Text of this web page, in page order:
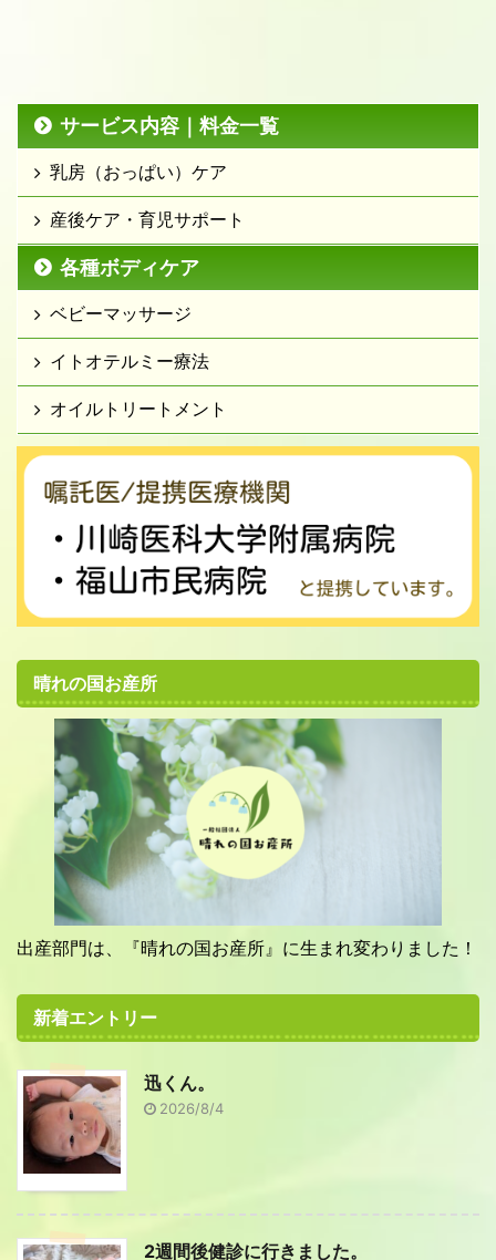
サービス内容｜料金一覧
乳房（おっぱい）ケア
産後ケア・育児サポート
各種ボディケア
ベビーマッサージ
イトオテルミー療法
オイルトリートメント
晴れの国お産所
出産部門は、『晴れの国お産所』に生まれ変わりました！
新着エントリー
迅くん。
2026/8/4
2週間後健診に行きました。